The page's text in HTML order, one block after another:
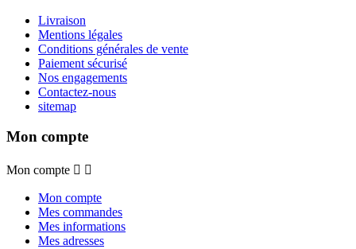
Livraison
Mentions légales
Conditions générales de vente
Paiement sécurisé
Nos engagements
Contactez-nous
sitemap
Mon compte
Mon compte  
Mon compte
Mes commandes
Mes informations
Mes adresses